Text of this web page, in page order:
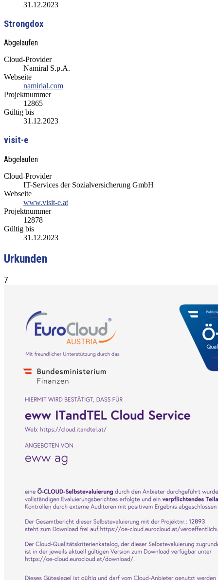
31.12.2023
Strongdox
Abgelaufen
Cloud-Provider
Namiral S.p.A.
Webseite
namirial.com
Projektnummer
12865
Gültig bis
31.12.2023
visit-e
Abgelaufen
Cloud-Provider
IT-Services der Sozialversicherung GmbH
Webseite
www.visit-e.at
Projektnummer
12878
Gültig bis
31.12.2023
Urkunden
7